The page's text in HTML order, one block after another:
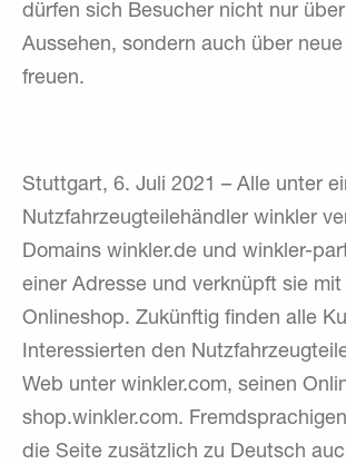
dürfen sich Besucher nicht nur
Aussehen, sondern auch über
freuen.
Stuttgart, 6. Juli 2021 – Alle unter
Nutzfahrzeugteilehändler winkler
Domains winkler.de und winkler-
einer Adresse und verknüpft sie mit
Onlineshop. Zukünftig finden alle
Interessierten den
Web unter winkler.com, seinen
shop.winkler.com.
die Seite zusätzlich zu Deutsch